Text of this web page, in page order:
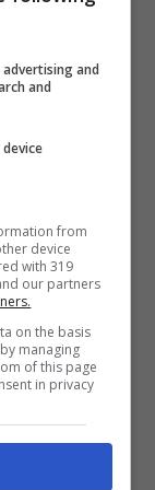
sul biglietto
“Un bel
o no?”
assai
“anche
che sia
Lui è un
L’ex
and
and
from
device
with 319
our partners
on the basis
managing
of this page
in privacy